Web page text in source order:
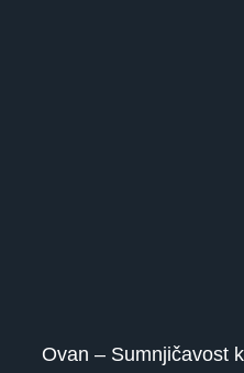
Ovan – Sumnjičavost